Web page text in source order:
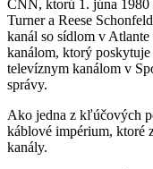
CNN, ktorú 1. júna
Turner a Reese
kanál so sídlom v
kanálom, ktorý
televíznym kanálom v
správy.
Ako jedna z kľúčových
káblové impérium, ktoré
kanály.